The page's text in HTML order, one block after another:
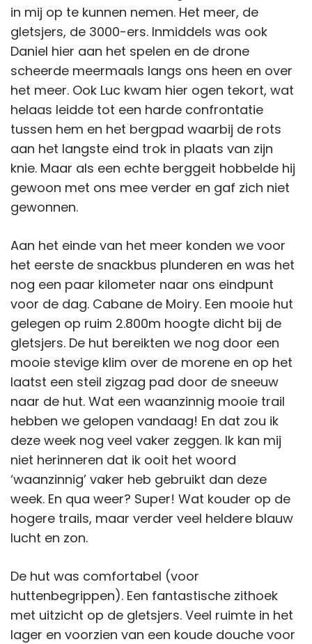
in mij op te kunnen nemen. Het meer, de
gletsjers, de 3000-ers. Inmiddels was ook
Daniel hier aan het spelen en de drone
scheerde meermaals langs ons heen en over
het meer. Ook Luc kwam hier ogen tekort, wat
helaas leidde tot een harde confrontatie
tussen hem en het bergpad waarbij de rots
aan het langste eind trok in plaats van zijn
knie. Maar als een echte berggeit hobbelde hij
gewoon met ons mee verder en gaf zich niet
gewonnen.
Aan het einde van het meer konden we voor
het eerste de snackbus plunderen en was het
nog een paar kilometer naar ons eindpunt
voor de dag. Cabane de Moiry. Een mooie hut
gelegen op ruim 2.800m hoogte dicht bij de
gletsjers. De hut bereikten we nog door een
mooie stevige klim over de morene en op het
laatst een steil zigzag pad door de sneeuw
naar de hut. Wat een waanzinnig mooie trail
hebben we gelopen vandaag! En dat zou ik
deze week nog veel vaker zeggen. Ik kan mij
niet herinneren dat ik ooit het woord
‘waanzinnig’ vaker heb gebruikt dan deze
week. En qua weer? Super! Wat kouder op de
hogere trails, maar verder veel heldere blauw
lucht en zon.
De hut was comfortabel (voor
huttenbegrippen). Een fantastische zithoek
met uitzicht op de gletsjers. Veel ruimte in het
lager en voorzien van een koude douche voor